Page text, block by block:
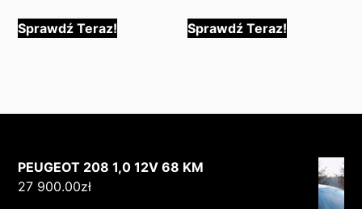
Sprawdź Teraz! Sprawdź Teraz!
PEUGEOT 208 1,0 12V 68 KM
27 900.00zł